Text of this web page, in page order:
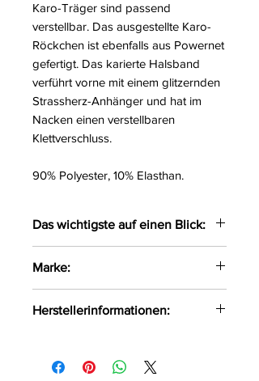
Karo-Träger sind passend
verstellbar. Das ausgestellte Karo-
Röckchen ist ebenfalls aus Powernet
gefertigt. Das karierte Halsband
verführt vorne mit einem glitzernden
Strassherz-Anhänger und hat im
Nacken einen verstellbaren
Klettverschluss.
90% Polyester, 10% Elasthan.
Das wichtigste auf einen Blick:
Leicht transparent aus Spitze &
Powernet
Mit roten Schleifchen verziert
Karo-Träger verstellbar
Marke:
Herstellerinformationen:
DE-24933 Flensburg